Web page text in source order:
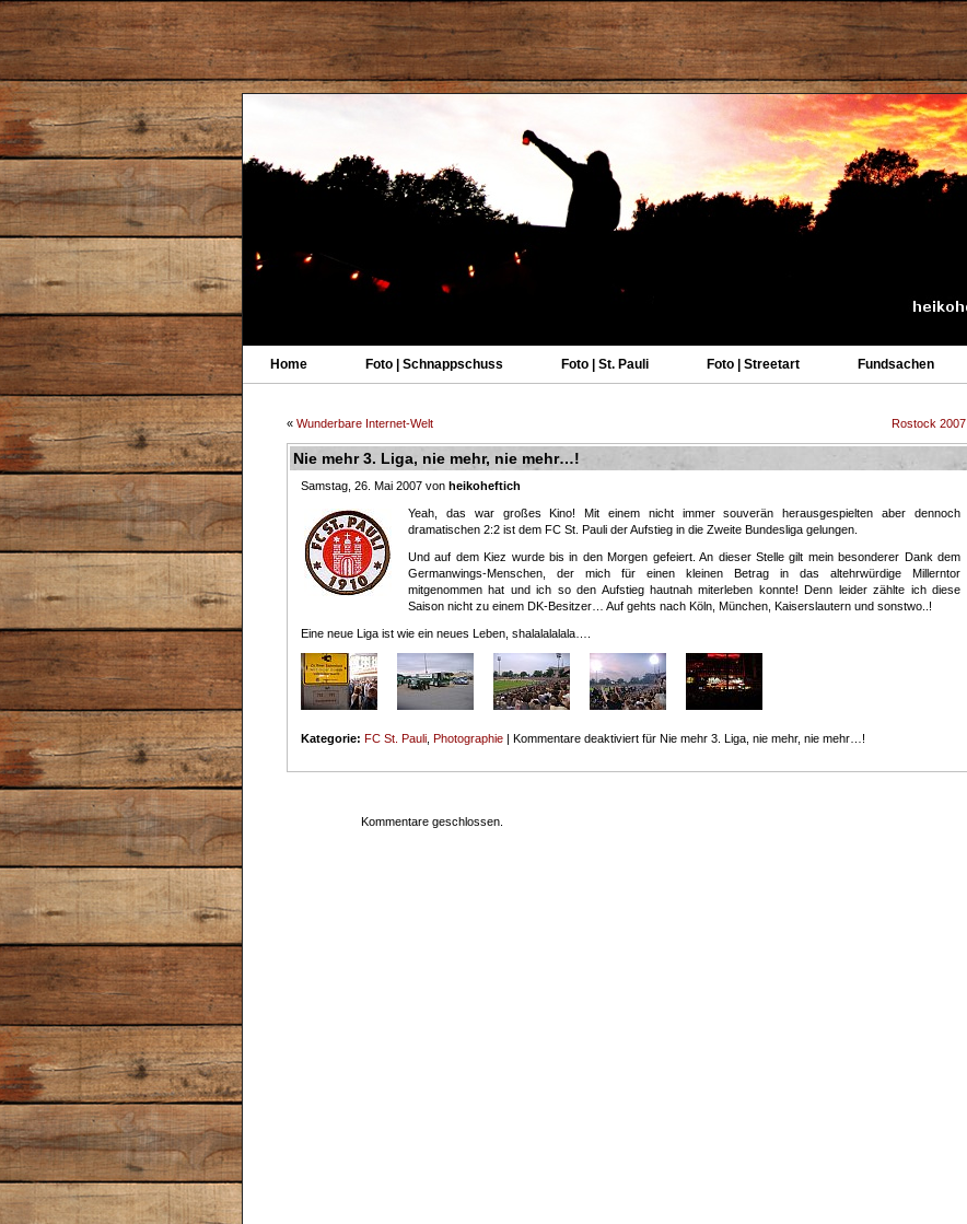
Home Foto | Schnappschuss Foto | St. Pauli Foto | Streetart Fundsachen
« Wunderbare Internet-Welt Rostock 2007
Nie mehr 3. Liga, nie mehr, nie mehr…!
Samstag, 26. Mai 2007 von heikoheftich
Yeah, das war großes Kino! Mit einem nicht immer souverän herausgespielten aber dennoch
dramatischen 2:2 ist dem FC St. Pauli der Aufstieg in die Zweite Bundesliga gelungen.
Und auf dem Kiez wurde bis in den Morgen gefeiert. An dieser Stelle gilt mein besonderer Dank dem
Germanwings-Menschen, der mich für einen kleinen Betrag in das altehrwürdige Millerntor
mitgenommen hat und ich so den Aufstieg hautnah miterleben konnte! Denn leider zählte ich diese
Saison nicht zu einem DK-Besitzer… Auf gehts nach Köln, München, Kaiserslautern und sonstwo..!
Eine neue Liga ist wie ein neues Leben, shalalalalala….
Kategorie: FC St. Pauli Photographie | Kommentare deaktiviert für Nie mehr 3. Liga, nie mehr, nie mehr…!
Kommentare geschlossen.